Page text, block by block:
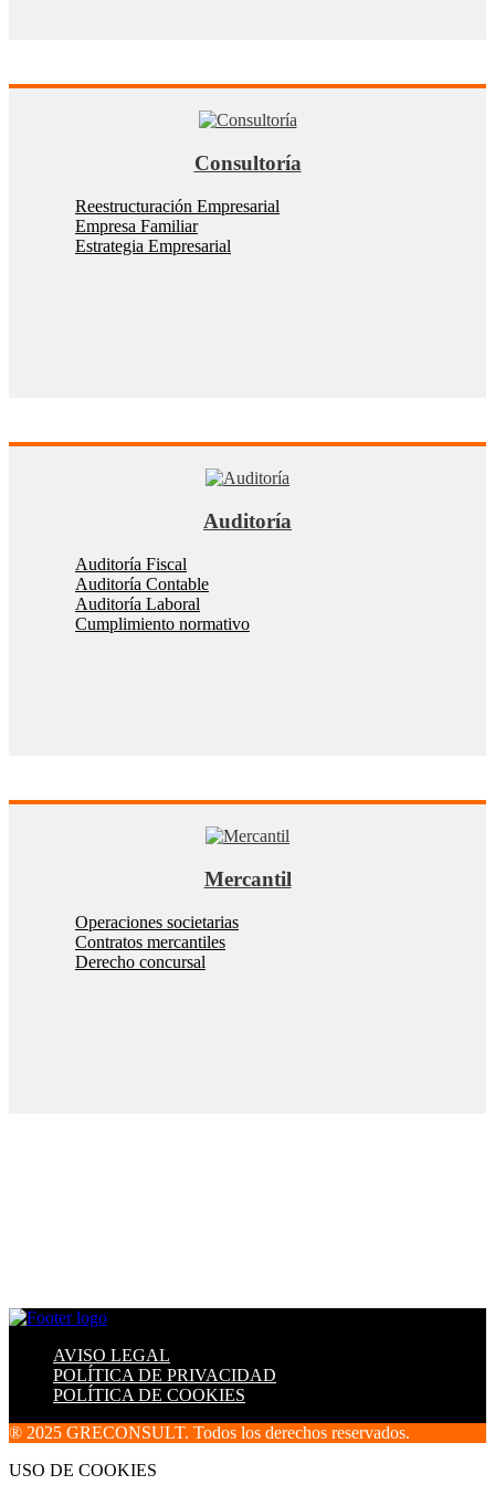
Consultoría
Reestructuración Empresarial
Empresa Familiar
Estrategia Empresarial
Auditoría
Auditoría Fiscal
Auditoría Contable
Auditoría Laboral
Cumplimiento normativo
Mercantil
Operaciones societarias
Contratos mercantiles
Derecho concursal
AVISO LEGAL
POLÍTICA DE PRIVACIDAD
POLÍTICA DE COOKIES
® 2025 GRECONSULT. Todos los derechos reservados.
USO DE COOKIES